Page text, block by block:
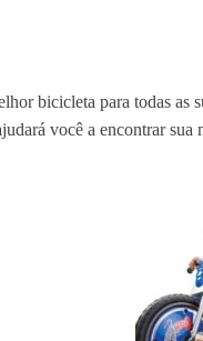
bicicleta para todas as
você a encontrar